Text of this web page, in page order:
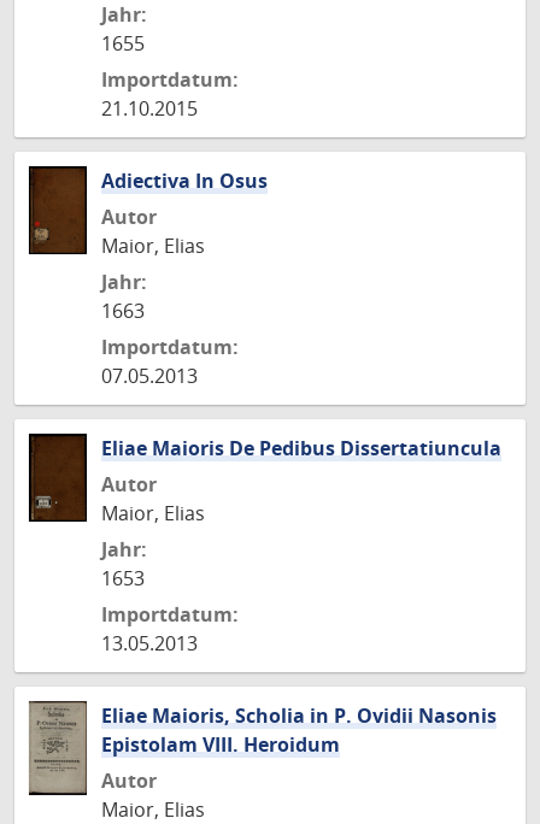
Jahr:
1655
Importdatum:
21.10.2015
Adiectiva In Osus
Autor
Maior, Elias
Jahr:
1663
Importdatum:
07.05.2013
Eliae Maioris De Pedibus Dissertatiuncula
Autor
Maior, Elias
Jahr:
1653
Importdatum:
13.05.2013
Eliae Maioris, Scholia in P. Ovidii Nasonis
Epistolam VIII. Heroidum
Autor
Maior, Elias